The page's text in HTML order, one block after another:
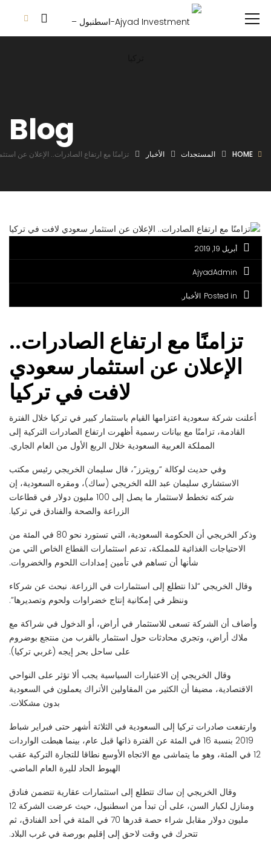
Blog
HOME المستجدات الأخبار تزامنًا مع ارتفاع الصادرات.. الإعلان عن
أبريل 19, 2019
AjyadAdmin
Posted in الأخبار
تزامنًا مع ارتفاع الصادرات..
الإعلان عن استثمار سعودي
لافت في تركيا
أعلنت شركة سعودية اعتزامها القيام باستثمار كبير في تركيا خلال الفترة
القادمة، تزامنًا مع بيانات رسمية أظهرت ارتفاع الصادرات التركية إلى
المملكة العربية السعودية خلال الربع الأول من العام الجاري.
وفي حديث لوكالة “رويترز”، قال سليمان الخريجي رئيس مكتب
الاستشاري سليمان عبد الله الخريجي (ساك)، ومقره السعودية، إن
شركته تخطط لاستثمار ما يصل إلى 100 مليون دولار في قطاعات
الزراعة والصحة والفنادق في تركيا.
وذكر الخريجي أن الحكومة السعودية، التي تستورد نحو 80 في المئة من
الاحتياجات الغذائية للمملكة، تدعم استثمارات القطاع الخاص التي من
شأنها أن تساهم في تأمين إمدادات اللحوم والخضروات.
وقال الخريجي “لذا نتطلع إلى استثمارات في الزراعة. نبحث عن شركاء
وننظر في إمكانية إنتاج خضراوات ولحوم وتصديرها”.
وأضاف أن الشركة تسعى للاستثمار في أراض، أو الدخول في شراكة مع
ملاك أراض، وتجري محادثات حول استثمار بالقرب من منتجع بوضروم
على ساحل بحر إيجه (غربي تركيا).
وقال الخريجي إن الاعتبارات السياسية يجب ألا تؤثر على النواحي
الاقتصادية، مضيفا أن الكثير من المقاولين الأتراك يعملون في السعودية
بدون مشكلات.
وارتفعت صادرات تركيا إلى السعودية في الثلاثة أشهر حتى فبراير شباط
2019 بنسبة 16 في المئة عن الفترة ذاتها قبل عام، بينما هبطت الواردات
12 في المئة، وهو ما يتماشى مع الاتجاه الأوسع نطاقا للتجارة التركية عقب
الهبوط الحاد لليرة العام الماضي.
وقال الخريجي إن ساك تتطلع إلى استثمارات عقارية تتضمن فنادق
ومنازل لكبار السن، على أن تبدأ من اسطنبول، حيث عرضت الشركة 12
مليون دولار مقابل شراء حصة قدرها 70 في المئة في أحد الفنادق، ثم
تتحرك في وقت لاحق إلى إقليم بورصة في غرب البلاد.